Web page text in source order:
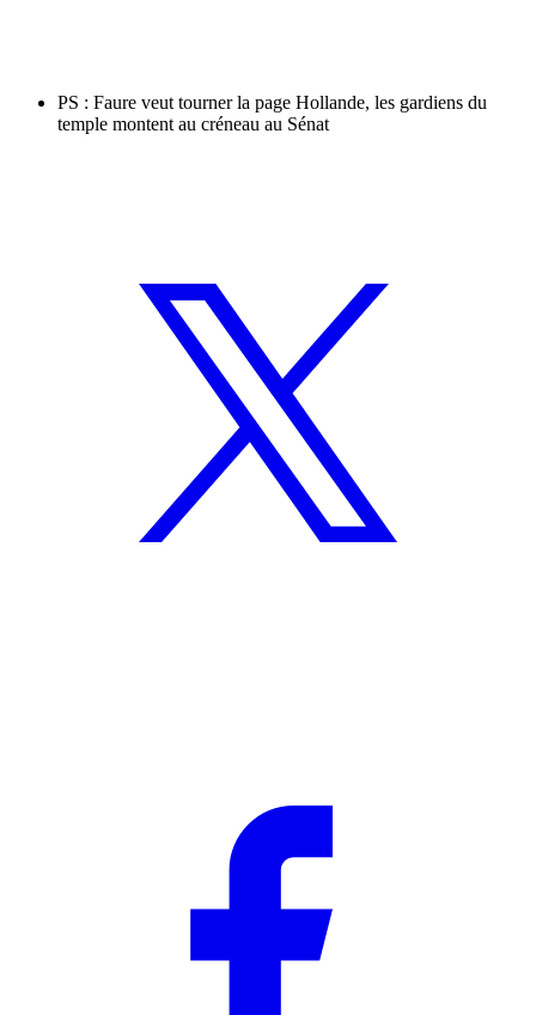
PS : Faure veut tourner la page Hollande, les gardiens du
temple montent au créneau au Sénat